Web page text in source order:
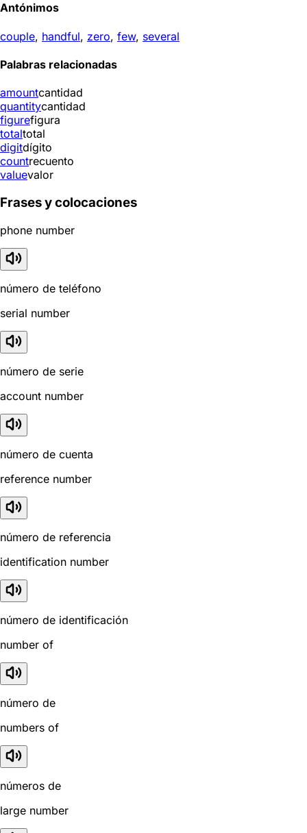
Antónimos
couple, handful, zero, few, several
Palabras relacionadas
amountcantidad
quantitycantidad
figurefigura
totaltotal
digitdígito
countrecuento
valuevalor
Frases y colocaciones
phone number
número de teléfono
serial number
número de serie
account number
número de cuenta
reference number
número de referencia
identification number
número de identificación
number of
número de
numbers of
números de
large number